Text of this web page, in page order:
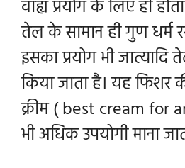
वाह्य प्रयोग के लिए ही
तेल के सामान ही गुण धर्म
इसका प्रयोग भी जात्यादि
किया जाता है। यह फिशर
क्रीम ( best cream for
भी अधिक उपयोगी माना